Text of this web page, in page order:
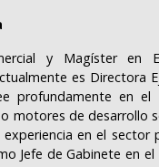
y Magíster en
es Directora
profundamente en el
motores de desarrollo
en el sector
Jefe de Gabinete en